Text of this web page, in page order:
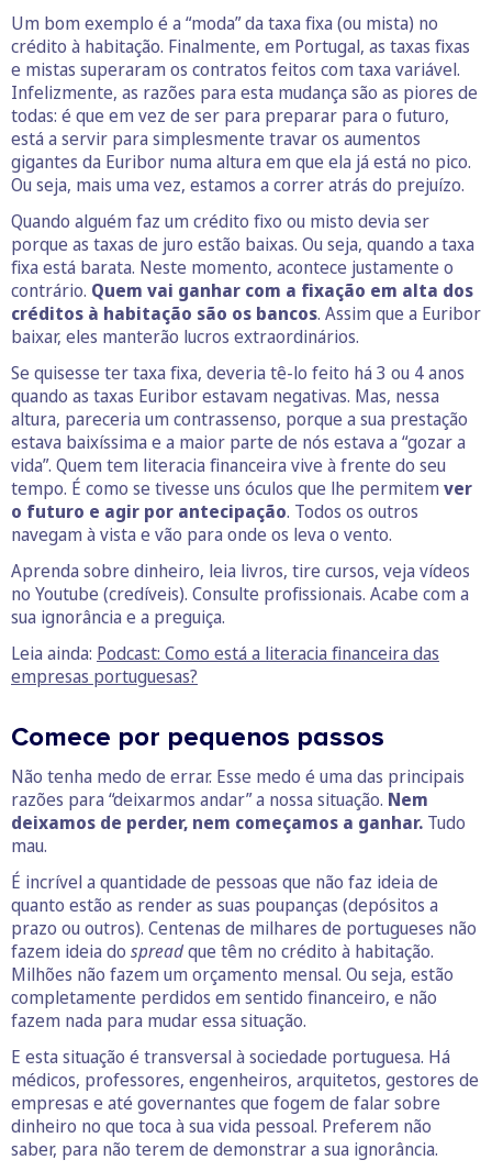
Um bom exemplo é a “moda” da taxa fixa (ou mista) no
crédito à habitação. Finalmente, em Portugal, as taxas fixas
e mistas superaram os contratos feitos com taxa variável.
Infelizmente, as razões para esta mudança são as piores de
todas: é que em vez de ser para preparar para o futuro,
está a servir para simplesmente travar os aumentos
gigantes da Euribor numa altura em que ela já está no pico.
Ou seja, mais uma vez, estamos a correr atrás do prejuízo.
Quando alguém faz um crédito fixo ou misto devia ser
porque as taxas de juro estão baixas. Ou seja, quando a taxa
fixa está barata. Neste momento, acontece justamente o
contrário. Quem vai ganhar com a fixação em alta dos
créditos à habitação são os bancos. Assim que a Euribor
baixar, eles manterão lucros extraordinários.
Se quisesse ter taxa fixa, deveria tê-lo feito há 3 ou 4 anos
quando as taxas Euribor estavam negativas. Mas, nessa
altura, pareceria um contrassenso, porque a sua prestação
estava baixíssima e a maior parte de nós estava a “gozar a
vida”. Quem tem literacia financeira vive à frente do seu
tempo. É como se tivesse uns óculos que lhe permitem ver
o futuro e agir por antecipação. Todos os outros
navegam à vista e vão para onde os leva o vento.
Aprenda sobre dinheiro, leia livros, tire cursos, veja vídeos
no Youtube (credíveis). Consulte profissionais. Acabe com a
sua ignorância e a preguiça.
Leia ainda: Podcast: Como está a literacia financeira das
empresas portuguesas?
Comece por pequenos passos
Não tenha medo de errar. Esse medo é uma das principais
razões para “deixarmos andar” a nossa situação. Nem
deixamos de perder, nem começamos a ganhar. Tudo
mau.
É incrível a quantidade de pessoas que não faz ideia de
quanto estão as render as suas poupanças (depósitos a
prazo ou outros). Centenas de milhares de portugueses não
fazem ideia do spreadque têm no crédito à habitação.
Milhões não fazem um orçamento mensal. Ou seja, estão
completamente perdidos em sentido financeiro, e não
fazem nada para mudar essa situação.
E esta situação é transversal à sociedade portuguesa. Há
médicos, professores, engenheiros, arquitetos, gestores de
empresas e até governantes que fogem de falar sobre
dinheiro no que toca à sua vida pessoal. Preferem não
saber, para não terem de demonstrar a sua ignorância.